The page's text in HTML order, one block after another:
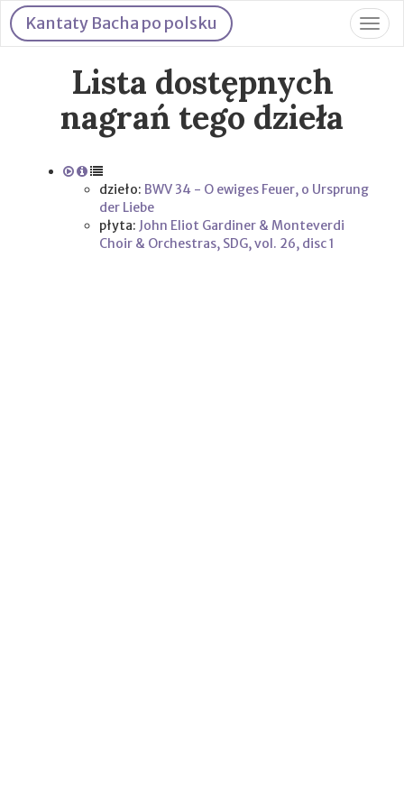
Kantaty Bacha po polsku
Lista dostępnych
nagrań tego dzieła
dzieło: BWV 34 - O ewiges Feuer, o Ursprung
der Liebe
płyta: John Eliot Gardiner & Monteverdi
Choir & Orchestras, SDG, vol. 26, disc 1